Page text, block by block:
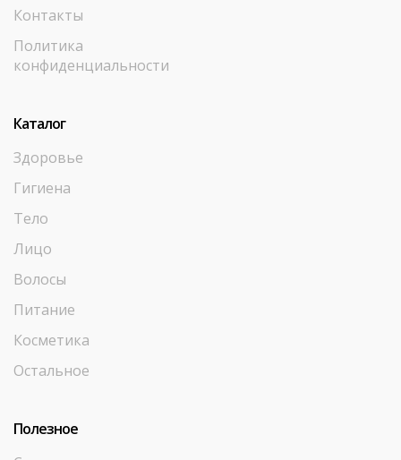
Контакты
Политика
конфиденциальности
Каталог
Здоровье
Гигиена
Тело
Лицо
Волосы
Питание
Косметика
Остальное
Полезное